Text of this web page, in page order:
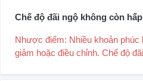
Chế độ đãi ngộ không còn
Nhược điểm: Nhiều khoản phúc lợi và thưởng đã được cắt
giảm hoặc điều chỉnh. Chế độ